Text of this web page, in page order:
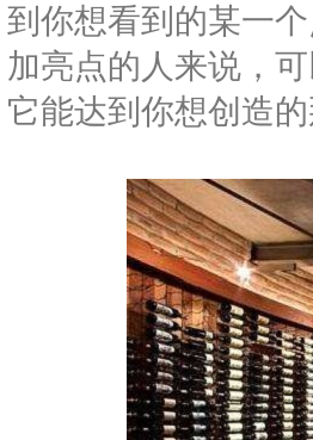
到你想看到的某一
加亮点的人来说，
它能达到你想创造